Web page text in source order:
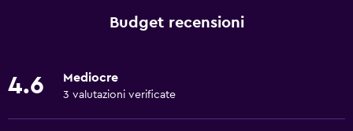
Budget recensioni
4.6 Mediocre
3 valutazioni verificate